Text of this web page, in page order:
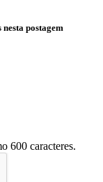
postagem
600 caracteres.